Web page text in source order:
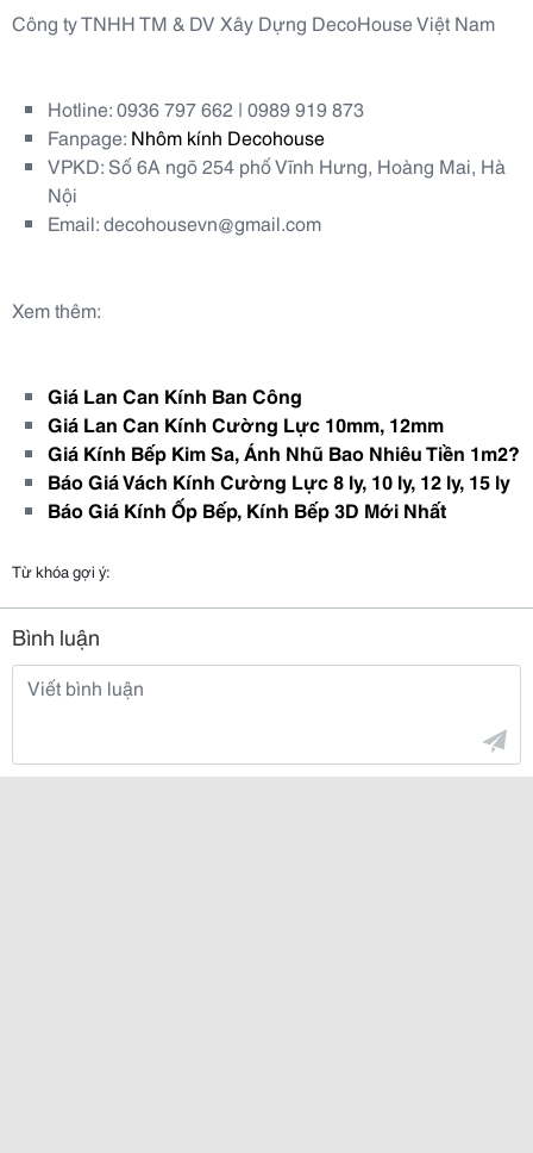
Công ty TNHH TM & DV Xây Dựng DecoHouse Việt Nam
Hotline: 0936 797 662 | 0989 919 873
Fanpage: Nhôm kính Decohouse
VPKD: Số 6A ngõ 254 phố Vĩnh Hưng, Hoàng Mai, Hà
Nội
Email: decohousevn@gmail.com
Xem thêm:
Giá Lan Can Kính Ban Công
Giá Lan Can Kính Cường Lực 10mm, 12mm
Giá Kính Bếp Kim Sa, Ánh Nhũ Bao Nhiêu Tiền 1m2?
Báo Giá Vách Kính Cường Lực 8 ly, 10 ly, 12 ly, 15 ly
Báo Giá Kính Ốp Bếp, Kính Bếp 3D Mới Nhất
Từ khóa gợi ý:
Bình luận